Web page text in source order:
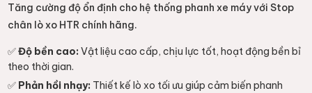
Tăng cường độ ổn định cho hệ thống phanh xe máy với Stop
chân lò xo HTR chính hãng.
✅Độ bền cao: Vật liệu cao cấp, chịu lực tốt, hoạt động bền bỉ
theo thời gian.
✅ Phản hồi nhạy: Thiết kế lò xo tối ưu giúp cảm biến phanh